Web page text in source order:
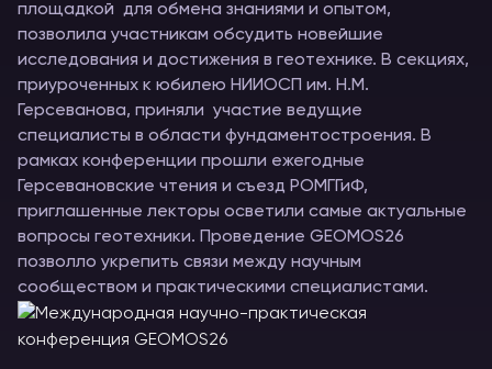
площадкой для обмена знаниями и опытом,
позволила участникам обсудить новейшие
исследования и достижения в геотехнике. В секциях,
приуроченных к юбилею НИИОСП им. Н.М.
Герсеванова, приняли участие ведущие
специалисты в области фундаментостроения. В
рамках конференции прошли ежегодные
Герсевановские чтения и съезд РОМГГиФ,
приглашенные лекторы осветили самые актуальные
вопросы геотехники. Проведение GEOMOS26
позволло укрепить связи между научным
сообществом и практическими специалистами.